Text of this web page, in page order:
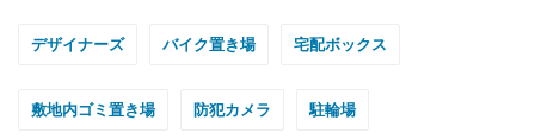
デザイナーズ バイク置き場 宅配ボックス
敷地内ゴミ置き場 防犯カメラ 駐輪場